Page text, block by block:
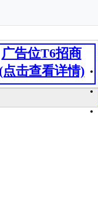
广告位T6招商
(点击查看详情)